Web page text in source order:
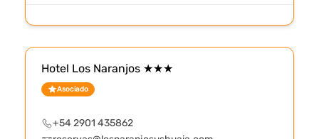
Hotel Los Naranjos ★★★
Asociado
+54 2901 435862